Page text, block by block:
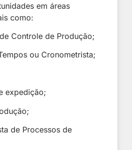
em áreas
como:
Controle de Produção;
ou Cronometrista;
expedição;
de Processos de